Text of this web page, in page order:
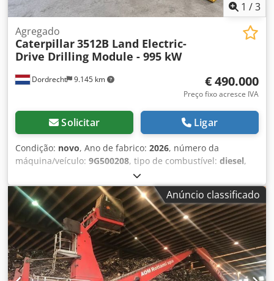
1 /3
Dordrecht 9.145 km
Agregado
Caterpillar3512B Land Electric-
Drive Drilling Module - 995 kW
€ 490.000
Preço fixo acresce IVA
Solicitar Ligar
Condição: novo, Ano de fabrico: 2026, número da
máquina/veículo: 9G500208, tipo de combustível: diesel,
Caterpillar 3512B
Construção Djdpfezhzw Dsx Alaock Peso vazio: 14.250 kg
Potência do gerador: 1.421 kVA Dimensões do
compartimento de carga: 605 x 266 x 232 cm Para mais
informações, entre em contato com a equipe DPX.
Anúncio classificado